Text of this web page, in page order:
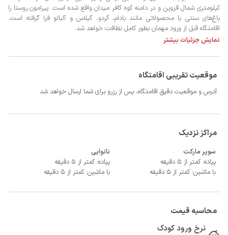
نمایش جزئیات بیشتر
موقعیت تقریبی اقامتگاه
آدرس و موقعیت دقیق اقامتگاه، پس از رزرو برای شما ارسال خواهد شد
مراکز نزدیک
سوپر مارکت
پیاده: کمتر از 5 دقیقه
با ماشین: کمتر از 5 دقیقه
نانوایی
پیاده: کمتر از 5 دقیقه
با ماشین: کمتر از 5 دقیقه
محاسبه قیمت
نرخ ورود کودک